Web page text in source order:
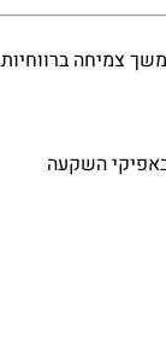
צמיחה ברווחיות
מאלטרנטיבות באפיקי השקעה